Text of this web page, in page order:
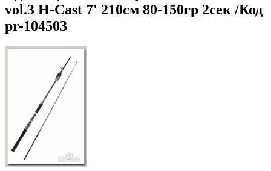
vol.3 H-Cast 7' 210см 80-150гр 2сек /Код
pr-104503